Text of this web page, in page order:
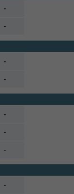
-
-
-
-
-
-
-
-